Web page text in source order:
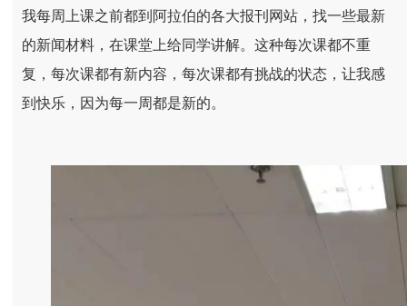
我每周上课之前都到阿拉伯的各大报刊网站，找一些最新
的新闻材料，在课堂上给同学讲解。这种每次课都不重
复，每次课都有新内容，每次课都有挑战的状态，让我感
到快乐，因为每一周都是新的。